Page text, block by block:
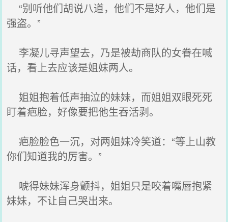
“别听他们胡说八道，他们不是好人，他们是
强盗。”
李凝儿寻声望去，乃是被劫商队的女眷在喊
话，看上去应该是姐妹两人。
姐姐抱着低声抽泣的妹妹，而姐姐双眼死死
盯着疤脸，好像要把他生吞活剥。
疤脸脸色一沉，对两姐妹冷笑道：“等上山教
你们知道我的厉害。”
唬得妹妹浑身颤抖，姐姐只是咬着嘴唇抱紧
妹妹，不让自己哭出来。